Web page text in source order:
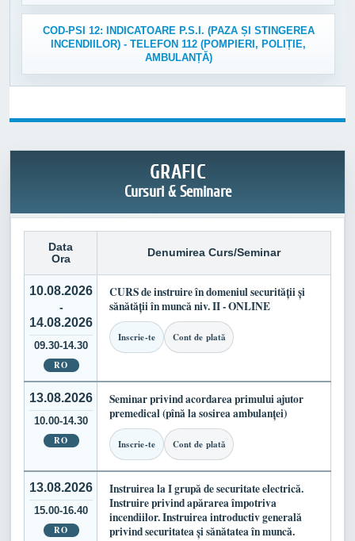
COD-PSI 12: INDICATOARE P.S.I. (PAZA ȘI STINGEREA
INCENDIILOR) - TELEFON 112 (POMPIERI, POLIȚIE,
AMBULANȚĂ)
GRAFIC
Cursuri & Seminare
Data
Ora
Denumirea Curs/Seminar
10.08.2026
-
14.08.2026
09.30-14.30
RO
CURS de instruire în domeniul securității și
sănătății în muncă niv. II - ONLINE
Inscrie-te Cont de plată
13.08.2026
10.00-14.30
RO
Seminar privind acordarea primului ajutor
premedical (pînă la sosirea ambulanței)
Inscrie-te Cont de plată
13.08.2026
15.00-16.40
RO
Instruirea la I grupă de securitate electrică.
Instruire privind apărarea împotriva
incendiilor. Instruirea introductiv generală
privind securitatea și sănătatea în muncă.